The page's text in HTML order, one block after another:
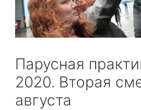
Парусная
2020. Вторая
августа